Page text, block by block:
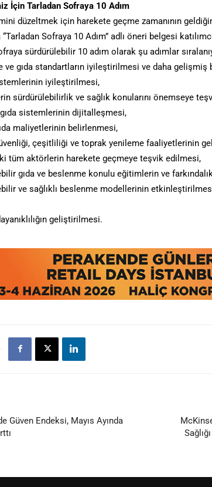
İçin Tarladan Sofraya 10 Adım
düzeltmek için harekete geçme zamanının
“Tarladan Sofraya 10 Adım” adlı öneri belgesi
sürdürülebilir 10 adım olarak şu adımlar
ve gıda standartların iyileştirilmesi ve daha
iyileştirilmesi,
sürdürülebilirlik ve sağlık konularını önemseye
gıda sistemlerinin dijitalleşmesi,
maliyetlerinin belirlenmesi,
çeşitliliği ve toprak yenileme faaliyetlerinin
tüm aktörlerin harekete geçmeye teşvik edilmesi,
gıda ve beslenme konulu eğitimlerin ve farkındalık
ve sağlıklı beslenme modellerinin
geliştirilmesi.
Güven Endeksi, Mayıs Ayında